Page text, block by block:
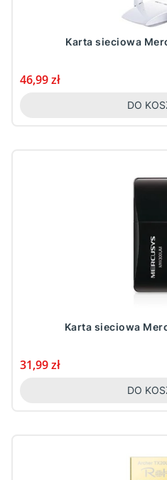
Karta sieciowa
Cena
46,99 zł
DO
Karta sieciowa
Cena
31,99 zł
DO